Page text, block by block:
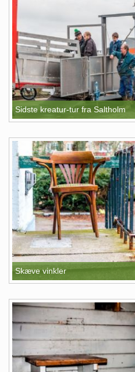
Sidste kreatur-tur fra Saltholm
Skæve vinkler